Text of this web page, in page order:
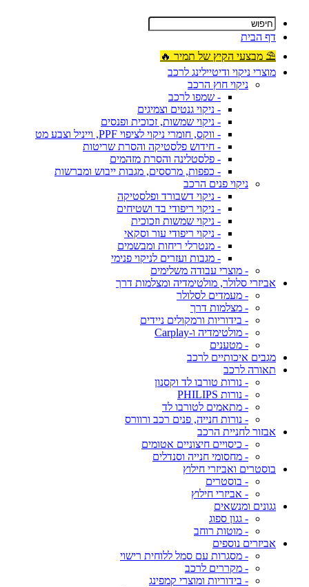
דף הבית
⛱ מבצעי הקיץ של תמיר 🔥
מוצרי ניקוי ודיטיילינג לרכב
ניקוי חוץ הרכב
- שמפו לרכב
- ניקוי גנטים וצמיגים
- ניקוי שמשות, זכוכית ופנסים
- ווקס, חומרי ניקוי לציפוי PPF, וייניל וצבע מט
- חידוש פלסטיקה והסרת שריטות
- פלסטלינה והסרת מזהמים
- כפפות, מרססים, מגבות ייבוש ומברשות
ניקוי פנים הרכב
- ניקוי דשבורד ופלסטיקה
- ניקוי ריפודי בד ושטיחים
- ניקוי שמשות וזכוכית
- ניקוי ריפודי עור וסקאי
- מנטרלי ריחות ומבשמים
- מגבות ועזרים לניקוי פנימי
- מוצרי עבודה משלימים
אביזרי סלולר, מולטימדיה ומצלמות דרך
- מעמדים לסלולר
- מצלמות דרך
- בידוריות ורמקולים ניידים
- מולטימדיה ו-Carplay
- מטענים
מגבים איכותיים לרכב
תאורה לרכב
- נורות טורבו לד וקסנון
- נורות PHILIPS
- מתאמים לטורבו לד
- נורות חנייה, פנים רכב ורוורס
אבזור לחניית הרכב
- כיסויים חיצוניים אטומים
- מחסומי חנייה וסנדלים
בוסטרים ואביזרי חילוץ
- בוסטרים
- אביזרי חילוץ
גגונים ומנשאים
- גגון ספוג
- מוטות רוחב
אביזרים נוספים
- מסגרות עם סמל ללוחית רישוי
- מקררים לרכב
- בידוריות ומוצרי קמפינג